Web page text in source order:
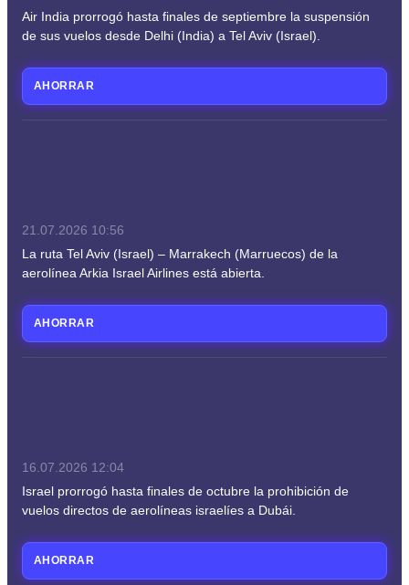
Air India prorrogó hasta finales de septiembre la suspensión
de sus vuelos desde Delhi (India) a Tel Aviv (Israel).
AHORRAR
21.07.2026 10:56
La ruta Tel Aviv (Israel) – Marrakech (Marruecos) de la
aerolínea Arkia Israel Airlines está abierta.
AHORRAR
16.07.2026 12:04
Israel prorrogó hasta finales de octubre la prohibición de
vuelos directos de aerolíneas israelíes a Dubái.
AHORRAR